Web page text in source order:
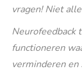
vragen! Niet
Neurofeedback
functioneren
verminderen